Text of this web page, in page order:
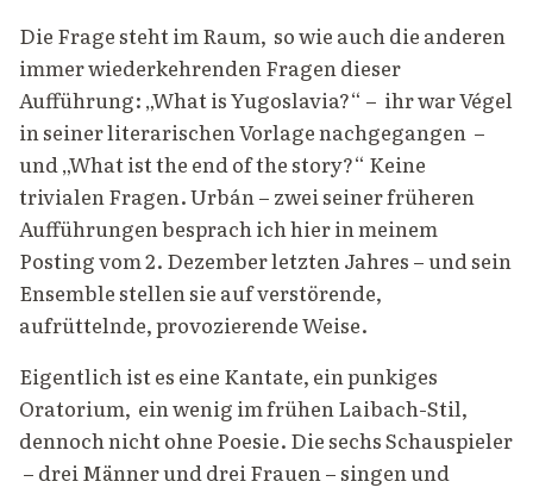
Die Frage steht im Raum, so wie auch die anderen
immer wiederkehrenden Fragen dieser
Aufführung: „What is Yugoslavia?“ – ihr war Végel
in seiner literarischen Vorlage nachgegangen –
und „What ist the end of the story?“ Keine
trivialen Fragen. Urbán – zwei seiner früheren
Aufführungen besprach ich hier in meinem
Posting vom 2. Dezember letzten Jahres – und sein
Ensemble stellen sie auf verstörende,
aufrüttelnde, provozierende Weise.
Eigentlich ist es eine Kantate, ein punkiges
Oratorium, ein wenig im frühen Laibach-Stil,
dennoch nicht ohne Poesie. Die sechs Schauspieler
– drei Männer und drei Frauen – singen und